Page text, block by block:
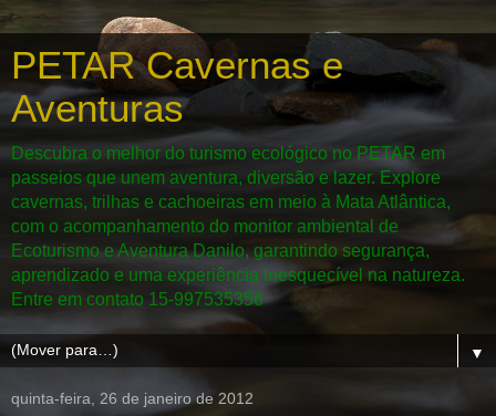
PETAR Cavernas e
Aventuras
Descubra o melhor do turismo ecológico no PETAR em
passeios que unem aventura, diversão e lazer. Explore
cavernas, trilhas e cachoeiras em meio à Mata Atlântica,
com o acompanhamento do monitor ambiental de
Ecoturismo e Aventura Danilo, garantindo segurança,
aprendizado e uma experiência inesquecível na natureza.
Entre em contato 15-997535356
▼
quinta-feira, 26 de janeiro de 2012